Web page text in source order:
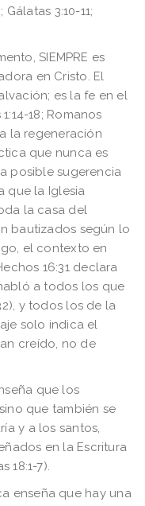
3:10-11;
SIEMPRE es
en Cristo. El
es la fe en el
18; Romanos
la regeneración
que nunca es
posible sugerencia
que la Iglesia
la casa del
bautizados según lo
el contexto en
16:31 declara
a todos los que
y todos los de la
solo indica el
creído, no de
que los
que también se
y a los santos,
en la Escritura
18:1-7).
enseña que hay una